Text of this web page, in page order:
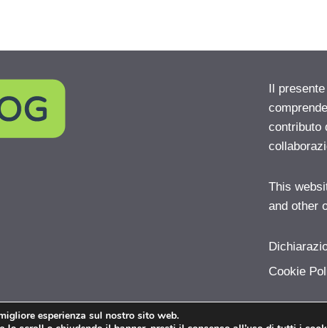
Il
contributo
This
and other
Cookie
esperienza sul nostro sito web.